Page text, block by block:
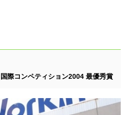
際コンペティション2004 最優秀賞